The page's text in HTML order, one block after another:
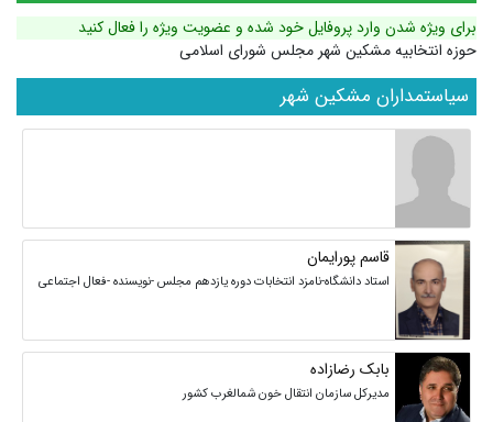
برای ویژه شدن وارد پروفایل خود شده و عضویت ویژه را فعال کنید
حوزه انتخابیه مشکین شهر مجلس شورای اسلامی
سیاستمداران مشکین شهر
قاسم پورایمان
استاد دانشگاه-نامزد انتخابات دوره یازدهم مجلس -نویسنده -فعال اجتماعی
بابک رضازاده
مدیرکل سازمان انتقال خون شمالغرب کشور